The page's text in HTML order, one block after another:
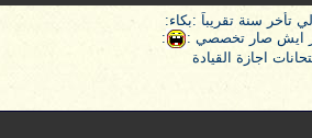
تأخر سنة تقريباً :بكاء:
ايش صار تخصصي :
:
اجازة القيادة